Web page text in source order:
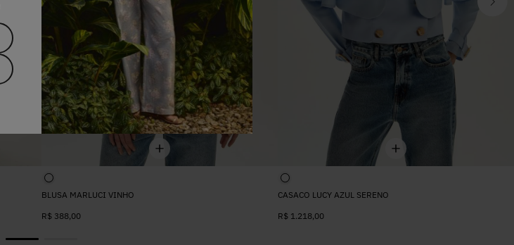
BLUSA MARLUCI VINHO
R$ 388,00
CASACO LUCY AZUL SERENO
R$ 1.218,00